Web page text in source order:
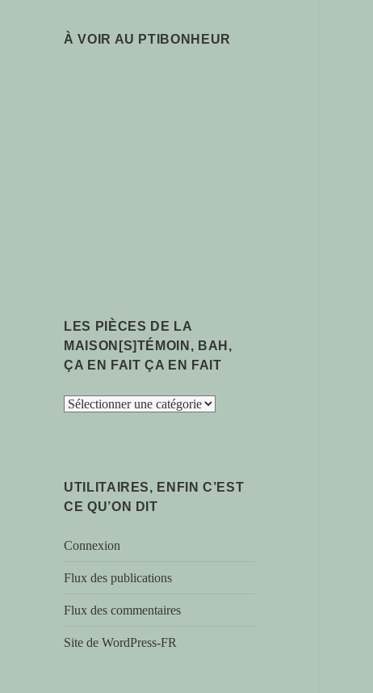
À VOIR AU PTIBONHEUR
LES PIÈCES DE LA
MAISON[S]TÉMOIN, BAH,
ÇA EN FAIT ÇA EN FAIT
les
maison[s]témoin,
bah,
en
ça
fait
UTILITAIRES, ENFIN C’EST
CE QU’ON DIT
Connexion
Flux des publications
Flux des commentaires
Site de WordPress-FR